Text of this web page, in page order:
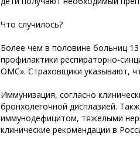
Что случилось?
Более чем в половине больниц
профилактики респираторно-
ОМС». Страховщики указывают,
Иммунизация, согласно
бронхолегочной дисплазией.
иммунодефицитом, тяжелыми
клинические рекомендации в